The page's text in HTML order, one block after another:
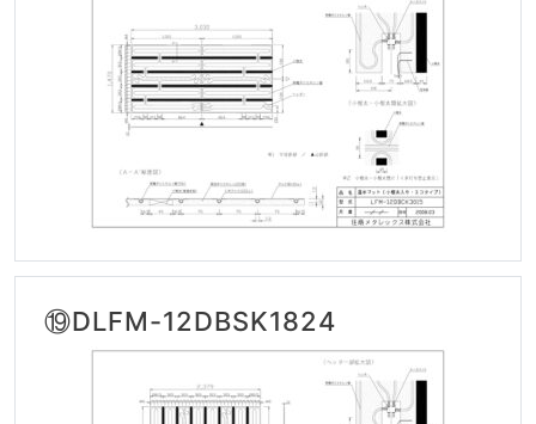
⑲DLFM-12DBSK1824